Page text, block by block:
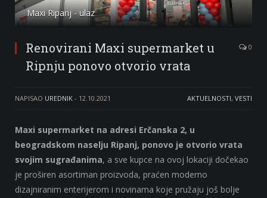
Maxi Ripanj - ulaz
Renovirani Maxi supermarket u
Ripnju ponovo otvorio vrata
0
NAPISAO UREDNIK - 12.10.2021 AKTUELNOSTI, VESTI
Maxi supermarket na adresi Erčanska 2, u
beogradskom naselju Ripanj, ponovo je otvorio vrata
svojim sugrađanima, a sve kupce na ovoj lokaciji dočekao
je proširen asortiman proizvoda, praćen moderno
dizajniranim enterijerom i novinama koje pružaju još bolje